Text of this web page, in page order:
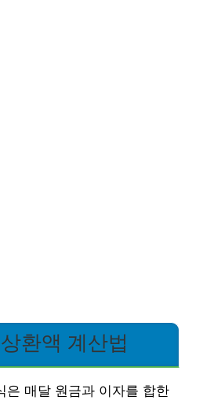
환액 계산법
은 매달 원금과 이자를 합한